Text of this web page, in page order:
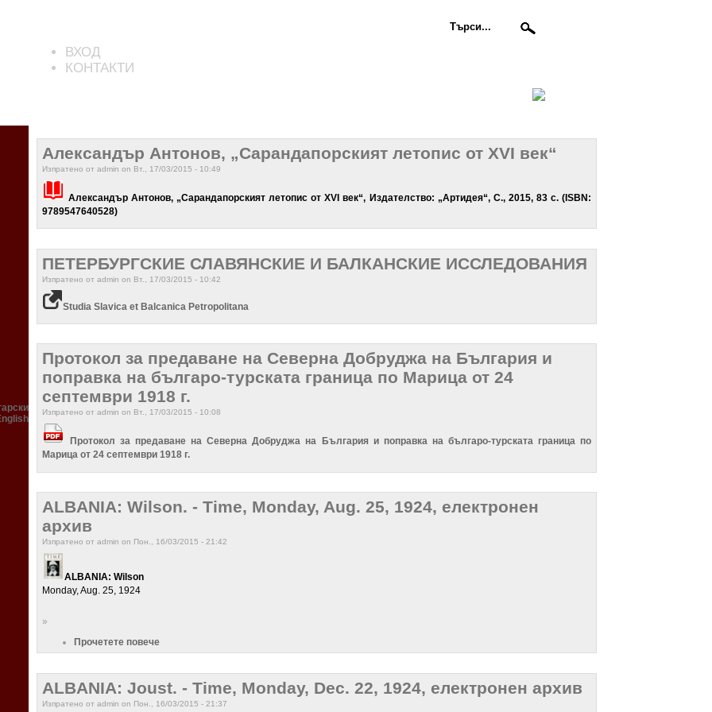
ВХОД
КОНТАКТИ
Александър Антонов, „Сарандапорският летопис от XVI век“
Изпратено от admin on Вт., 17/03/2015 - 10:49
Александър Антонов, „Сарандапорският летопис от XVI век“, Издателство: „Артидея“, С., 2015, 83 с. (ISBN:
9789547640528)
ПЕТЕРБУРГСКИЕ СЛАВЯНСКИЕ И БАЛКАНСКИЕ ИССЛЕДОВАНИЯ
Изпратено от admin on Вт., 17/03/2015 - 10:42
Studia Slavica et Balcanica Petropolitana
Протокол за предаване на Северна Добруджа на България и
поправка на българо-турската граница по Марица от 24
септември 1918 г.
Изпратено от admin on Вт., 17/03/2015 - 10:08
Протокол за предаване на Северна Добруджа на България и поправка на българо-турската граница по
Марица от 24 септември 1918 г.
ALBANIA: Wilson. - Time, Monday, Aug. 25, 1924, електронен
архив
Изпратено от admin on Пон., 16/03/2015 - 21:42
ALBANIA: Wilson
Monday, Aug. 25, 1924
»
Прочетете повече
ALBANIA: Joust. - Time, Monday, Dec. 22, 1924, електронен архив
Изпратено от admin on Пон., 16/03/2015 - 21:37